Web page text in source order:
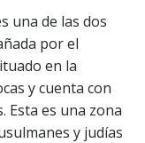
una de las dos
por el
en la
y cuenta con
Esta es una zona
y judías